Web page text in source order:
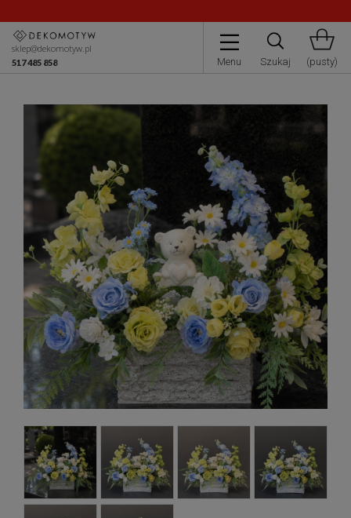
Menu Szukaj (pusty)
sklep@dekomotyw.pl
517 485 858